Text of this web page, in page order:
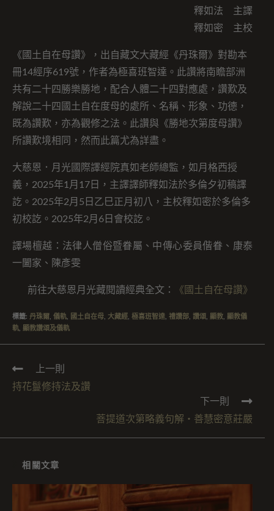
釋如法 主譯
釋如密 主校
《國土自在母讚》，出自藏文大藏經《丹珠爾》對勘本
冊14經序619號，作者為極喜班智達。此讚將南瞻部洲
共有二十四勝樂勝地，配合人體二十四對應處，讚歎及
解說二十四國土自在度母的處所、名稱、形象、功德，
既為讚歎，亦為觀修之法。此讚與《勝地次第度母讚》
所讚歎境相同，然而此篇尤為詳盡。
大慈恩．月光國際譯經院真如老師總監，如月格西授
義，2025年1月17日，主譯譯師釋如法於多倫夕初稿譯
訖。2025年2月5日乙巳正月初八，主校釋如密於多倫多
初校訖。2025年2月6日會校訖。
譯場檀越：法律人僧俗暨眷屬、中傳心委員偕眷、康泰
一闔家、陳彥雯
前往大慈恩月光藏閱讀經典全文： 《國土自在母讚》
標籤: 丹珠爾 儀軌 國土自在母 大藏經 極喜班智達 禮讚部 讚頌 顯教 顯教儀
軌 顯教讚頌及儀軌
上一則
持花鬘修持法及讚
下一則
菩提道次第略義句解・善慧密意莊嚴
相關文章